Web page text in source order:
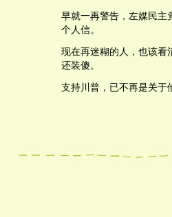
早就一再警告，左媒民主
个人信。
现在再迷糊的人，也该看
还装傻。
支持川普，已不再是关于